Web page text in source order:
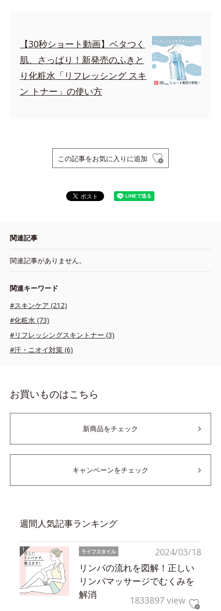
【30秒ショート動画】ベタつく
肌、さっぱり！新発売のふきと
り化粧水「リフレッシング スキ
ン トナー」の使い方
この記事をお気に入りに追加
関連記事
関連記事がありません。
関連キーワード
#スキンケア (212)
#化粧水 (73)
#リフレッシングスキントナー (3)
#汗・ニオイ対策 (6)
お買いものはこちら
新商品をチェック
キャンペーンをチェック
週間人気記事ランキング
2024/03/18
ライフスタイル
リンパの流れを図解！正しい
リンパマッサージでむくみを
解消
1833897 view